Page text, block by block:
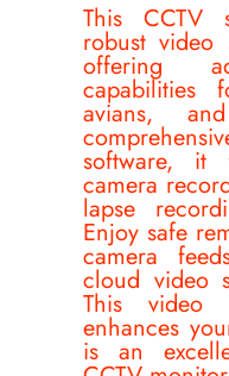
This CCTV
robust video
offering
capabilities
avians,
software, it
camera
lapse
Enjoy safe
camera
cloud video
This video
enhances
is an